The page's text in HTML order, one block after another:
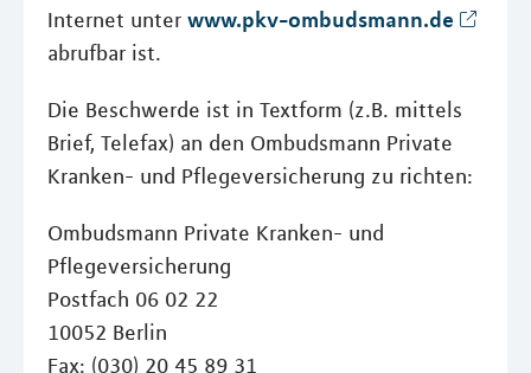
Internet unter www.pkv-ombudsmann.de
abrufbar ist.
Die Beschwerde ist in Textform (z.B. mittels
Brief, Telefax) an den Ombudsmann Private
Kranken- und Pflegeversicherung zu richten:
Ombudsmann Private Kranken- und
Pflegeversicherung
Postfach 06 02 22
10052 Berlin
Fax: (030) 20 45 89 31